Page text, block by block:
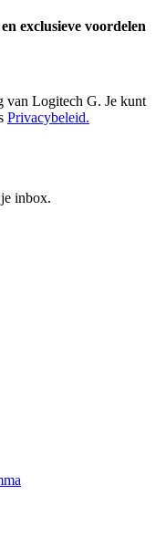
exclusieve voordelen
van Logitech G. Je kunt
Privacybeleid.
inbox.